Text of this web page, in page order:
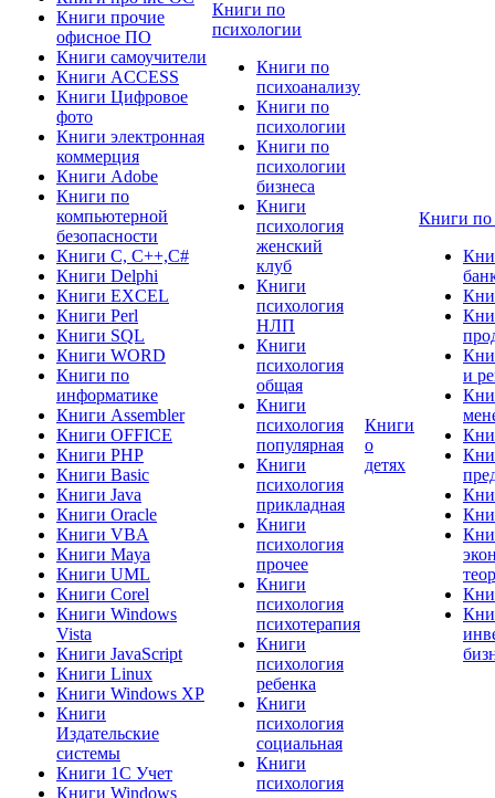
Книги прочие
офисное ПО
Книги самоучители
Книги ACCESS
Книги Цифровое
фото
Книги электронная
коммерция
Книги Adobe
Книги по
компьютерной
безопасности
Книги C, C++,С#
Книги Delphi
Книги EXCEL
Книги Perl
Книги SQL
Книги WORD
Книги по
информатике
Книги Assembler
Книги OFFICE
Книги PHP
Книги Basic
Книги Java
Книги Oracle
Книги VBA
Книги Maya
Книги UML
Книги Corel
Книги Windows
Vista
Книги JavaScript
Книги Linux
Книги Windows XP
Книги
Издательские
системы
Книги 1C Учет
Книги Windows
Книги по
психологии
Книги по
психоанализу
Книги по
психологии
Книги по
психологии
бизнеса
Книги
психология
женский
клуб
Книги
психология
НЛП
Книги
психология
общая
Книги
психология
популярная
Книги
психология
прикладная
Книги
психология
прочее
Книги
психология
психотерапия
Книги
психология
ребенка
Книги
психология
социальная
Книги
психология
Книги
о
детях
Книги по
и